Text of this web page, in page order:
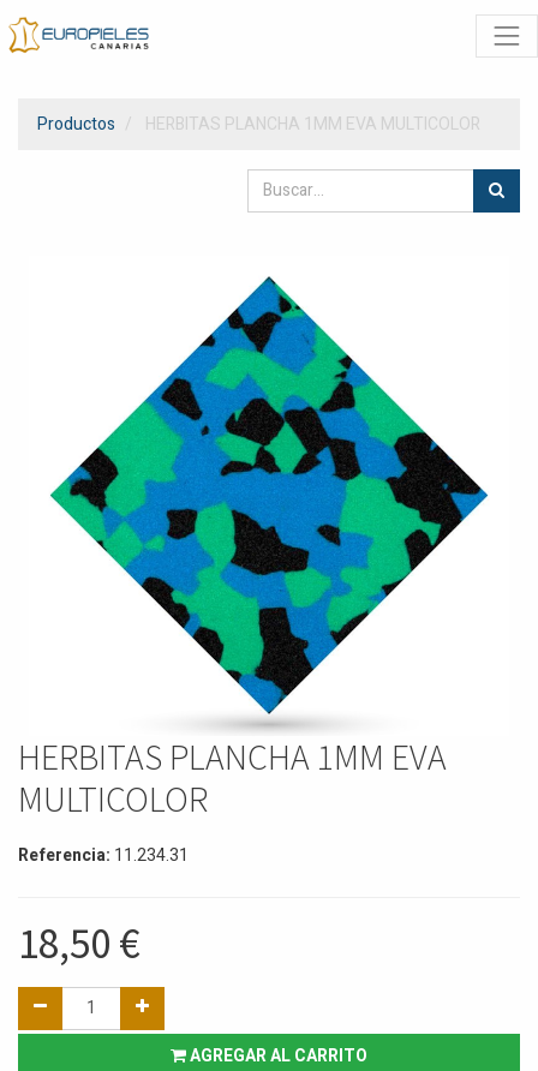
Productos HERBITAS PLANCHA 1MM EVA MULTICOLOR
HERBITAS PLANCHA 1MM EVA
MULTICOLOR
Referencia: 11.234.31
18,50 €
AGREGAR AL CARRITO